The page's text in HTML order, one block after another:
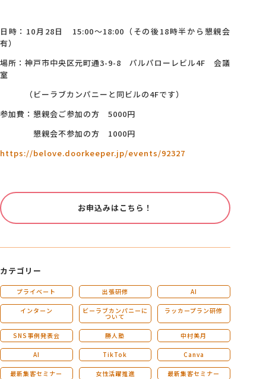
日時：10月28日 15:00～18:00（その後18時半から懇親会
有）
場所：神戸市中央区元町通3-9-8 パルパローレビル4F 会議
室
（ビーラブカンパニーと同ビルの4Fです）
参加費：懇親会ご参加の方 5000円
懇親会不参加の方 1000円
https://belove.doorkeeper.jp/events/92327
お申込みはこちら！
カテゴリー
プライベート 出張研修 AI
インターン ビーラブカンパニーに
ついて
ラッカープラン研修
SNS事例発表会 勝人塾 中村美月
AI TikTok Canva
最新集客セミナー 女性活躍推進 最新集客セミナー